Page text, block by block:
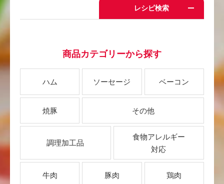
レシピ検索
商品カテゴリーから探す
ハム ソーセージ ベーコン
焼豚 その他
調理加工品
食物アレルギー
対応
牛肉 豚肉 鶏肉